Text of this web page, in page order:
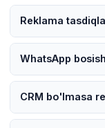
klinikalar uchun
xizmat narxi va
audit qilish, keyin
boshlashdir.
Reklama
klinikalar uchun
xizmat narxi va
audit qilish, keyin
boshlashdir.
WhatsApp
klinikalar uchun
xizmat narxi va
audit qilish, keyin
CRM bo'lmasa
klinikalar uchun